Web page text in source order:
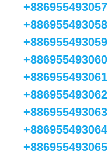
+886955493057
+886955493058
+886955493059
+886955493060
+886955493061
+886955493062
+886955493063
+886955493064
+886955493065